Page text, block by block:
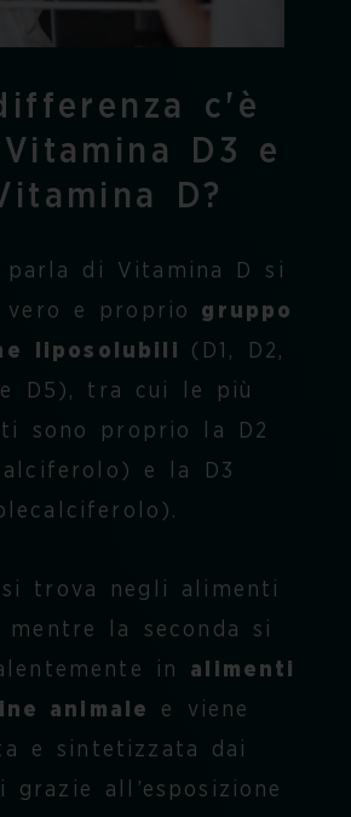
c'è
D3 e
D?
parla di Vitamina D si
vero e proprio
gruppo
liposolubili (D1, D2,
e D5), tra cui le più
sono proprio la D2
e la D3
trova negli alimenti
mentre la seconda si
in alimenti
animale
e viene
e sintetizzata dai
grazie all’esposizione